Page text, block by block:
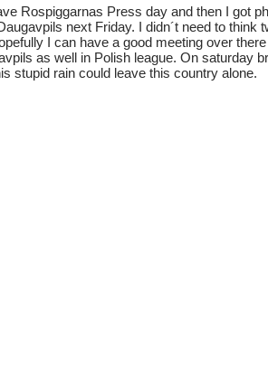
Rospiggarnas Press day and then I got
next Friday. I didn´t need to think
I can have a good meeting over
as well in Polish league. On saturday
stupid rain could leave this country alone.